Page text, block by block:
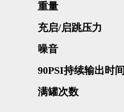
重量
充启/启跳压力
噪音
90PSI持续输出时间
满罐次数